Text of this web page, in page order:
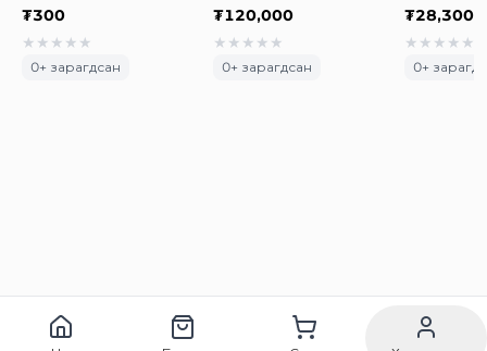
₮300
★ ★ ★ ★ ★
0+ зарагдсан
₮120,000
★ ★ ★ ★ ★
0+ зарагдсан
₮28,300
★ ★ ★ ★ ★
0+